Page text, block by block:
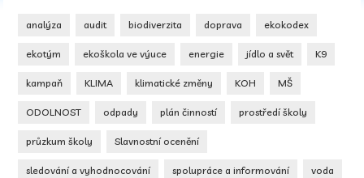
analýza audit biodiverzita doprava ekokodex
ekotým ekoškola ve výuce energie jídlo a svět K9
kampaň KLIMA klimatické změny KOH MŠ
ODOLNOST odpady plán činností prostředí školy
průzkum školy Slavnostní ocenění
sledování a vyhodnocování spolupráce a informování voda